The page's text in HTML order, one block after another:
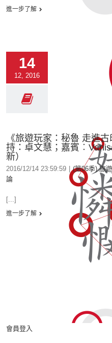
進一步了解
14
12, 2016
《旅遊玩家：秘魯 走進
持：卓文慧；嘉賓
新）
2016/12/14 23:59:59 (第06季) 旅
論
[...]
進一步了解
會員登入